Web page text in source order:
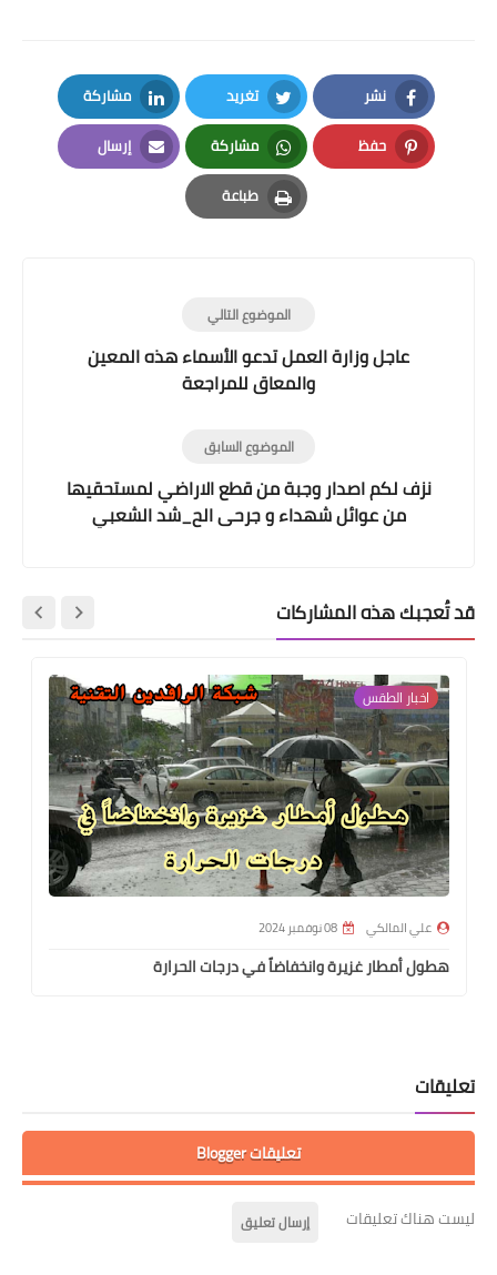
نشر
Facebook
تغريد
Twitter
مشاركة
LinkedIn
حفظ
Pinterest
مشاركة
Whatsapp
إرسال
Email
طباعة
Print
الموضوع التالي
عاجل وزارة العمل تدعو الأسماء هذه المعين
والمعاق للمراجعة
الموضوع السابق
نزف لكم اصدار وجبة من قطع الاراضي لمستحقيها
من عوائل شهداء و جرحى الح_شد الشعبي
قد تُعجبك هذه المشاركات
اخبار الطقس
علي المالكي 08 نوفمبر 2024
هطول أمطار غزيرة وانخفاضاً في درجات الحرارة
تعليقات
تعليقات Blogger
ليست هناك تعليقات إرسال تعليق